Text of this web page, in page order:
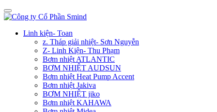
Linh kiện- Toan
z. Tháp giải nhiệt- Sơn Nguyễn
Z- Linh Kiện- Thu Phạm
Bơm nhiệt ATLANTIC
BƠM NHIỆT AUDSUN
Bơm nhiệt Heat Pump Accent
Bơm nhiệt Jakiva
BƠM NHIỆT jiko
Bơm nhiệt KAHAWA